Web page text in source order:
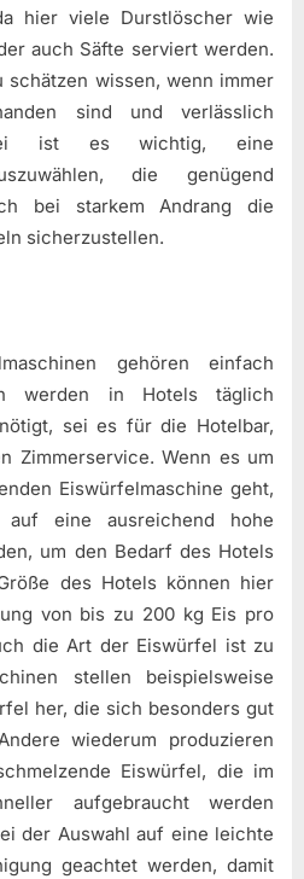
hier viele Durstlöscher wie
auch Säfte serviert werden.
schätzen wissen, wenn immer
sind und verlässlich
ist es wichtig, eine
die genügend
bei starkem Andrang die
sicherzustellen.
gehören einfach
werden in Hotels täglich
sei es für die Hotelbar,
Zimmerservice. Wenn es um
Eiswürfelmaschine geht,
eine ausreichend hohe
um den Bedarf des Hotels
des Hotels können hier
von bis zu 200 kg Eis pro
die Art der Eiswürfel ist zu
stellen beispielsweise
her, die sich besonders gut
wiederum produzieren
Eiswürfel, die im
aufgebraucht werden
der Auswahl auf eine leichte
geachtet werden, damit